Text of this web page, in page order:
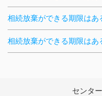
相続放棄ができる期限はあ
相続放棄ができる期限はあ
センタ